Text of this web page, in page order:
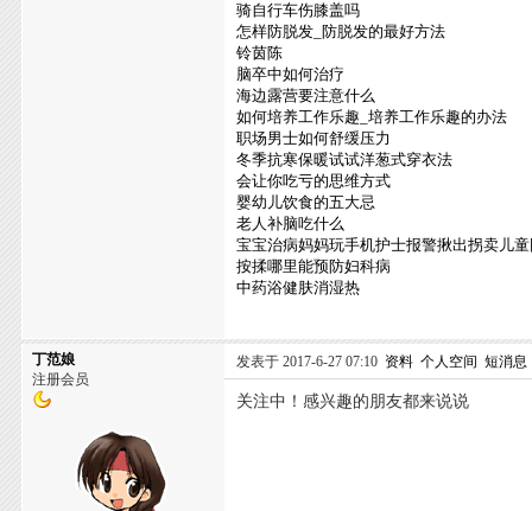
骑自行车伤膝盖吗
怎样防脱发_防脱发的最好方法
铃茵陈
脑卒中如何治疗
海边露营要注意什么
如何培养工作乐趣_培养工作乐趣的办法
职场男士如何舒缓压力
冬季抗寒保暖试试洋葱式穿衣法
会让你吃亏的思维方式
婴幼儿饮食的五大忌
老人补脑吃什么
宝宝治病妈妈玩手机护士报警揪出拐卖儿
按揉哪里能预防妇科病
中药浴健肤消湿热
丁范娘
注册会员
发表于 2017-6-27 07:10 资料 个人空间 短消息
关注中！感兴趣的朋友都来说说